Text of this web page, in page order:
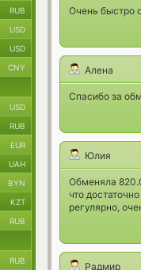
Очень быстро
Алена
Спасибо за
Юлия
Обменяла
что
регулярно,
Радмир
RUB
USD
USD
CNY
USD
RUB
EUR
UAH
BYN
KZT
RUB
RUB